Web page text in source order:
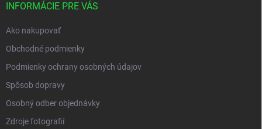
INFORMÁCIE PRE VÁS
Ako nakupovať
Obchodné podmienky
Podmienky ochrany osobných údajov
Spôsob dopravy
Osobný odber objednávky
Zdroje fotografií